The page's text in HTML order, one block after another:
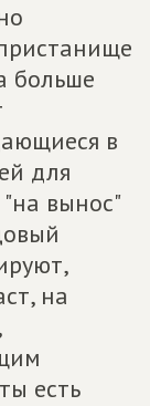
больше
в
для
вынос"
на
есть